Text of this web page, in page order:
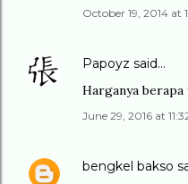
October 19, 2014 at
Papoyz said…
Harganya berapa
June 29, 2016 at
bengkel bakso